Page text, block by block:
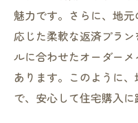
魅力です。さらに、地
応じた柔軟な返済プラ
ルに合わせたオーダー
あります。このように
で、安心して住宅購入に